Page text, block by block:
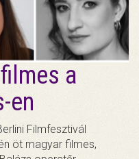
a
en
Filmfesztivál
öt magyar filmes,